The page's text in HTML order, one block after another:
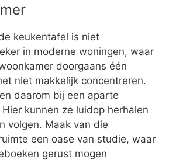
keukentafel is niet
in moderne woningen, waar
doorgaans één
niet makkelijk concentreren.
daarom bij een aparte
kunnen ze luidop herhalen
volgen. Maak van die
een oase van studie, waar
gerust mogen